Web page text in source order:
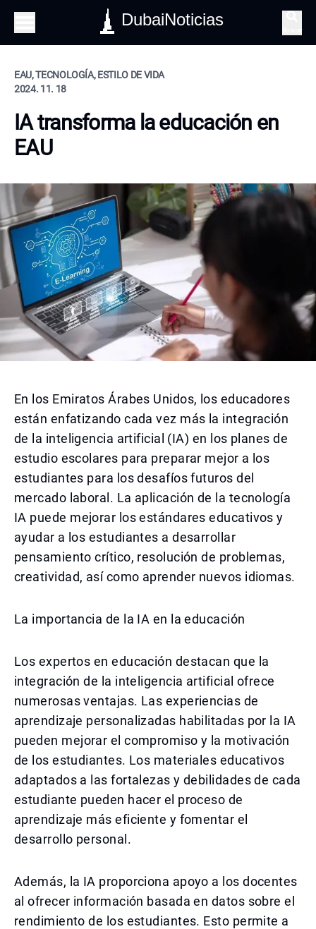
DubaiNoticias
EAU, TECNOLOGÍA, ESTILO DE VIDA
2024. 11. 18
IA transforma la educación en
EAU
En los Emiratos Árabes Unidos, los educadores
están enfatizando cada vez más la integración
de la inteligencia artificial (IA) en los planes de
estudio escolares para preparar mejor a los
estudiantes para los desafíos futuros del
mercado laboral. La aplicación de la tecnología
IA puede mejorar los estándares educativos y
ayudar a los estudiantes a desarrollar
pensamiento crítico, resolución de problemas,
creatividad, así como aprender nuevos idiomas.
La importancia de la IA en la educación
Los expertos en educación destacan que la
integración de la inteligencia artificial ofrece
numerosas ventajas. Las experiencias de
aprendizaje personalizadas habilitadas por la IA
pueden mejorar el compromiso y la motivación
de los estudiantes. Los materiales educativos
adaptados a las fortalezas y debilidades de cada
estudiante pueden hacer el proceso de
aprendizaje más eficiente y fomentar el
desarrollo personal.
Además, la IA proporciona apoyo a los docentes
al ofrecer información basada en datos sobre el
rendimiento de los estudiantes. Esto permite a